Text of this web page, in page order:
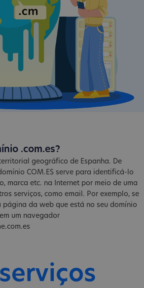
.com.es?
geográfico de Espanha. De
COM.ES serve para identificá-lo
marca etc. na Internet por meio de uma
serviços, como email. Por exemplo, se
página da web que está no seu domínio
um navegador